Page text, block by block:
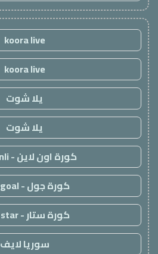
koora live
koora live
يلا شوت
يلا شوت
كورة اون لاين - kora onli
كورة جول - kora goal
كورة ستار - kora star
سوريا لايف